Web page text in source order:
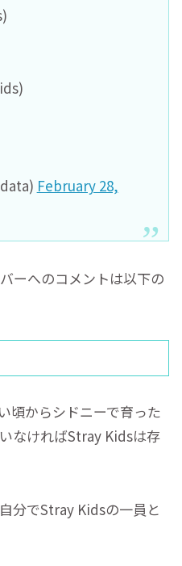
February 28,
ーへのコメントは以下の
頃からシドニーで育った
なければStray Kidsは存
分でStray Kidsの一員と